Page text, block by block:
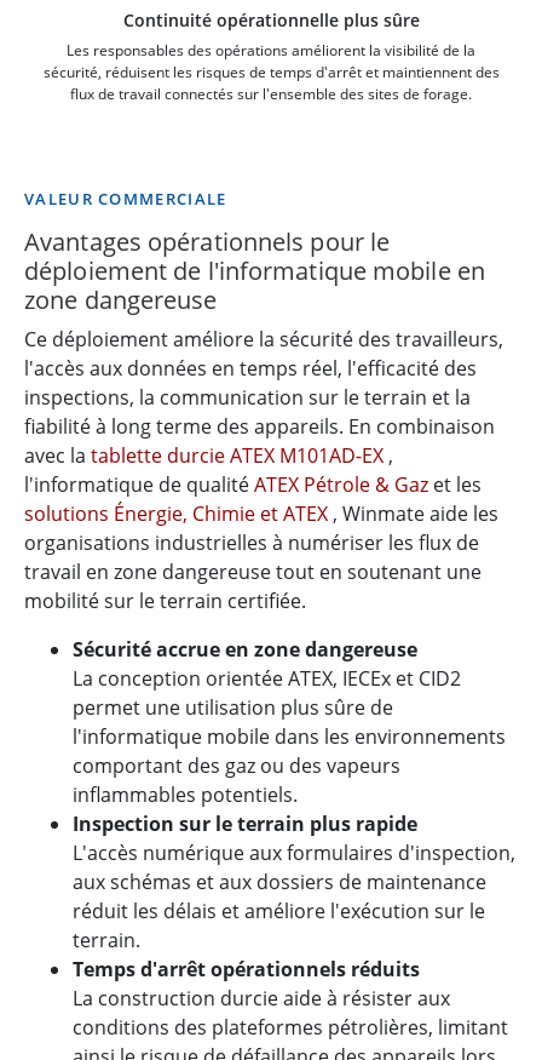
Continuité opérationnelle plus sûre
Les responsables des opérations améliorent la visibilité de la
sécurité, réduisent les risques de temps d'arrêt et maintiennent des
flux de travail connectés sur l'ensemble des sites de forage.
VALEUR COMMERCIALE
Avantages opérationnels pour le
déploiement de l'informatique mobile en
zone dangereuse
Ce déploiement améliore la sécurité des travailleurs,
l'accès aux données en temps réel, l'efficacité des
inspections, la communication sur le terrain et la
fiabilité à long terme des appareils. En combinaison
avec la tablette durcie ATEX M101AD-EX ,
l'informatique de qualitéATEX Pétrole & Gaz et les
solutions Énergie, Chimie et ATEX , Winmate aide les
organisations industrielles à numériser les flux de
travail en zone dangereuse tout en soutenant une
mobilité sur le terrain certifiée.
Sécurité accrue en zone dangereuse
La conception orientée ATEX, IECEx et CID2
permet une utilisation plus sûre de
l'informatique mobile dans les environnements
comportant des gaz ou des vapeurs
inflammables potentiels.
Inspection sur le terrain plus rapide
L'accès numérique aux formulaires d'inspection,
aux schémas et aux dossiers de maintenance
réduit les délais et améliore l'exécution sur le
terrain.
Temps d'arrêt opérationnels réduits
La construction durcie aide à résister aux
conditions des plateformes pétrolières, limitant